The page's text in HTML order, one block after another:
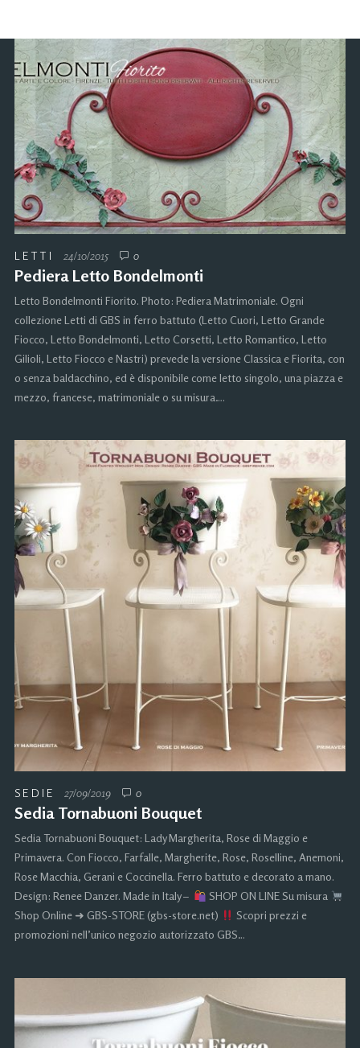
LETTI 24/10/2015 0
Pediera Letto Bondelmonti
Letto Bondelmonti Fiorito. Photo: Pediera Matrimoniale. Ogni
collezione Letti di GBS in ferro battuto (Letto Cuori, Letto Grande
Fiocco, Letto Bondelmonti, Letto Corsetti, Letto Romantico, Letto
Gilioli, Letto Fiocco e Nastri) prevede la versione Classica e Fiorita, con
o senza baldacchino, ed è disponibile come letto singolo, una piazza e
mezzo, francese, matrimoniale o su misura….
SEDIE 27/09/2019 0
Sedia Tornabuoni Bouquet
Sedia Tornabuoni Bouquet: Lady Margherita, Rose di Maggio e
Primavera. Con Fiocco, Farfalle, Margherite, Rose, Roselline, Anemoni,
Rose Macchia, Gerani e Coccinella. Ferro battuto e decorato a mano.
Design: Renee Danzer. Made in Italy –
SHOP ON LINE Su misura
Shop Online ➜ GBS-STORE (gbs-store.net)
Scopri prezzi e
promozioni nell’unico negozio autorizzato GBS…